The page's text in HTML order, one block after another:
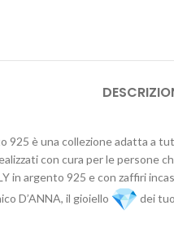
925 è una collezione adatta a
con cura per le persone
in argento 925 e con zaffiri
D’ANNA, il gioiello dei